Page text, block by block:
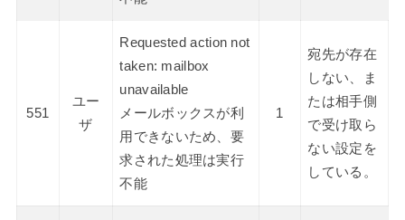
551
ユー
ザ
Requested action not
taken: mailbox
unavailable
メールボックスが利
用できないため、要
求された処理は実行
不能
1
宛先が存在
しない、ま
たは相手側
で受け取ら
ない設定を
している。